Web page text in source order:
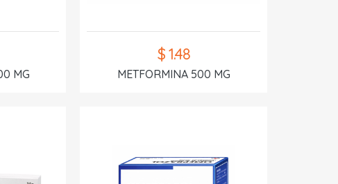
MG
$ 1.48
METFORMINA 500 MG